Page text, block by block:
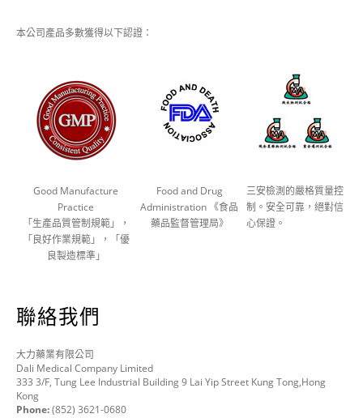
本公司產品多數獲得以下認證：
Good Manufacture
Practice
「生產品質管制規範」，
「良好作業規範」，「優
良製造標準」
Food and Drug
Administration 《食品
藥品監督管理局》
三安檢測的嚴格質量控
制。安全可靠，絕對信
心保證。
聯絡我們
大力藥業有限公司
Dali Medical Company Limited
333 3/F, Tung Lee Industrial Building 9 Lai Yip Street Kung Tong,Hong
Kong
Phone:(852) 3621-0680